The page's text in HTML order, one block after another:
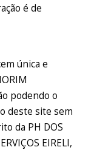
é de
única e
podendo o
deste site sem
da PH DOS
EIRELI,